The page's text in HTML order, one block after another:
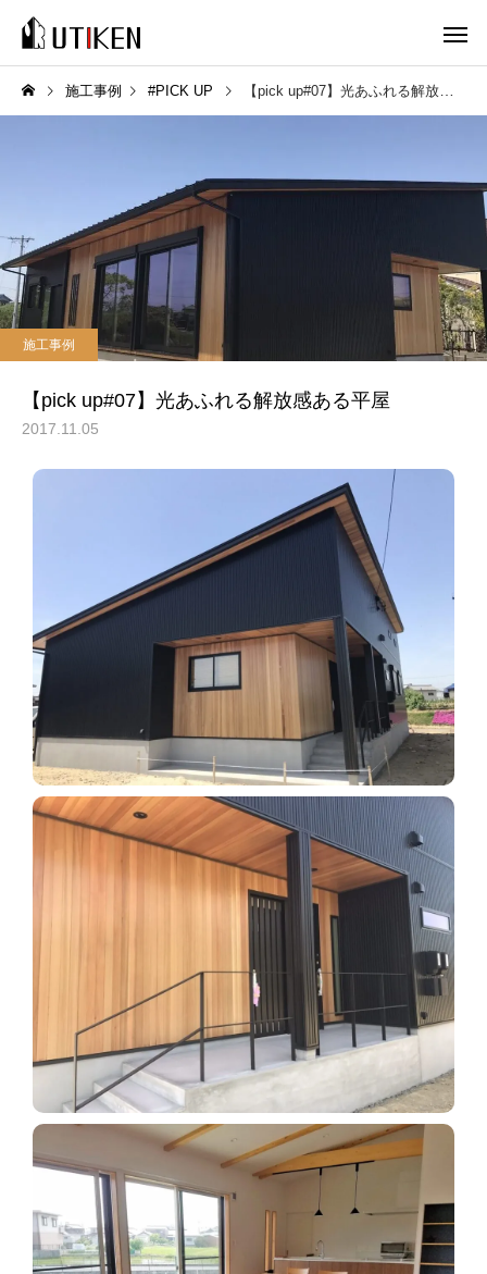
施工事例 #PICK UP 【pick up#07】光あふれる解放感ある平屋
施工事例
【pick up#07】光あふれる解放感ある平屋
2017.11.05